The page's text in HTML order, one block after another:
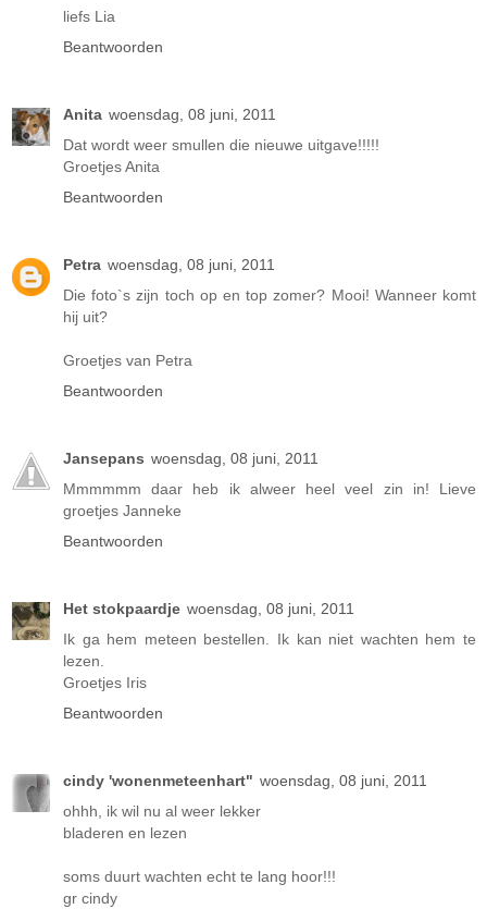
liefs Lia
Beantwoorden
Anita woensdag, 08 juni, 2011
Dat wordt weer smullen die nieuwe uitgave!!!!!
Groetjes Anita
Beantwoorden
Petra woensdag, 08 juni, 2011
Die foto`s zijn toch op en top zomer? Mooi! Wanneer komt
hij uit?
Groetjes van Petra
Beantwoorden
Jansepans woensdag, 08 juni, 2011
Mmmmmm daar heb ik alweer heel veel zin in! Lieve
groetjes Janneke
Beantwoorden
Het stokpaardje woensdag, 08 juni, 2011
Ik ga hem meteen bestellen. Ik kan niet wachten hem te
lezen.
Groetjes Iris
Beantwoorden
cindy 'wonenmeteenhart" woensdag, 08 juni, 2011
ohhh, ik wil nu al weer lekker
bladeren en lezen
soms duurt wachten echt te lang hoor!!!
gr cindy